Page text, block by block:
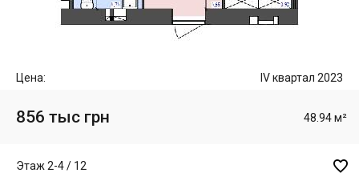
Цена: IV квартал 2023
856 тыс грн 48.94 м²
Этаж 2-4 / 12 